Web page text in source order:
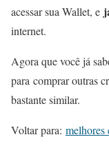
acessar sua Wallet, e
internet.
Agora que você já
para comprar outras
bastante similar.
Voltar para: melhores